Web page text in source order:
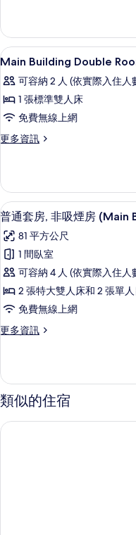
有
相
片
的
詳
情
顯
示
Main
Building
Double
Room
的
所
有
相
片
1
Main Building Double
可容納 2 人 (依實際入住人
1 張標準雙人床
免費無線上網
更多資訊
更
Double
Room
Non-
smoking
的
詳
顯
示
普
通
套
房,
非
吸
房
(Main
Building
The
11
普通套房, 非吸煙房
81 平方公尺
1 間臥室
可容納 4 人 (依實際入住人
2 張特大雙人床和 2 張單
免費無線上網
更多資訊
更
套
房,
非
煙
類似的住宿
御宿野乃居七條自然溫泉飯